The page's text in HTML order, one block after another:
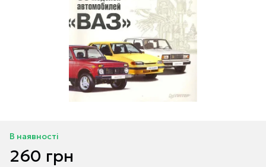
В наявності
260 грн